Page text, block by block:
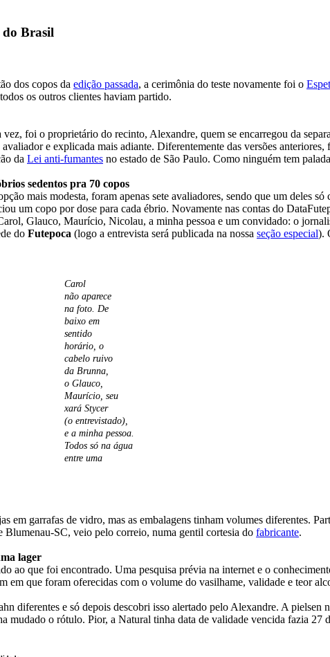
do Brasil
dos copos da edição passada, a cerimônia do teste novamente foi o
os outros clientes haviam partido.
vez, foi o proprietário do recinto, Alexandre, quem se encarregou da
avaliador e explicada mais adiante. Diferentemente das versões
da Lei anti-fumantes no estado de São Paulo. Como ninguém tem
sedentos pra 70 copos
mais modesta, foram apenas sete avaliadores, sendo que um deles
um copo por dose para cada ébrio. Novamente nas contas do
Glauco, Maurício, Nicolau, a minha pessoa e um convidado: o
do Futepoca (logo a entrevista será publicada na nossa seção especial).
Carol
não aparece
na foto. De
baixo em
sentido
horário, o
cabelo ruivo
da Brunna,
o Glauco,
Maurício, seu
xará Stycer
(o entrevistado),
e a minha pessoa.
Todos só na água
entre uma
em garrafas de vidro, mas as embalagens tinham volumes diferentes.
Blumenau-SC, veio pelo correio, numa gentil cortesia do fabricante.
lager
ao que foi encontrado. Uma pesquisa prévia na internet e o
em que foram oferecidas com o volume do vasilhame, validade e teor
diferentes e só depois descobri isso alertado pelo Alexandre. A
mudado o rótulo. Pior, a Natural tinha data de validade vencida fazia 27